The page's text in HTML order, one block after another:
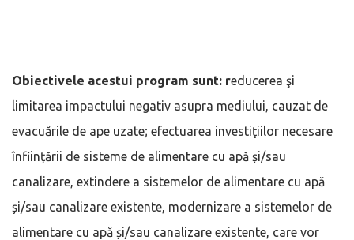
Obiectivele acestui program sunt: reducerea şi
limitarea impactului negativ asupra mediului, cauzat de
evacuările de ape uzate; efectuarea investiţiilor necesare
înființării de sisteme de alimentare cu apă și/sau
canalizare, extindere a sistemelor de alimentare cu apă
și/sau canalizare existente, modernizare a sistemelor de
alimentare cu apă și/sau canalizare existente, care vor